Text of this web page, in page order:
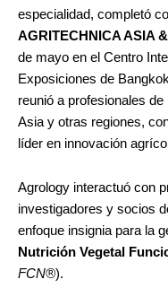
especialidad, completó
AGRITECHNICA ASIA
de mayo en el Centro
Exposiciones de
reunió a profesionales
Asia y otras regiones,
líder en innovación
Agrology interactuó con
investigadores y socios
enfoque insignia para la
Nutrición Vegetal
FCN®).